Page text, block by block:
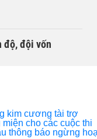
độ, đội vốn